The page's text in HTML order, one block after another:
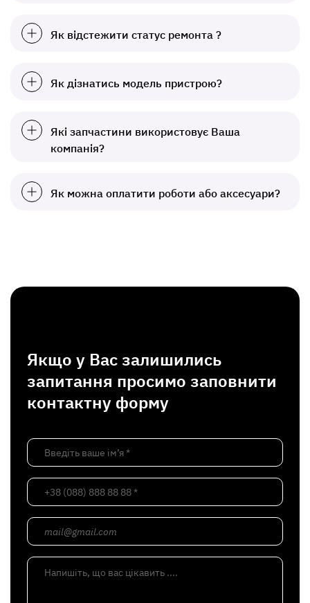
Як відстежити статус ремонта ?
Як дізнатись модель пристрою?
Які запчастини використовує Ваша
компанія?
Як можна оплатити роботи або аксесуари?
Якщо у Вас залишились
запитання просимо заповнити
контактну форму
Введіть ваше ім’я *
+38 (088) 888 88 88 *
mail@gmail.com
Напишіть, що вас цікавить ....